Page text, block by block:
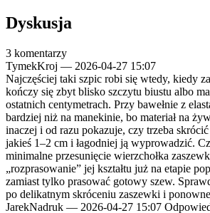
Dyskusja
3 komentarzy
TymekKroj — 2026-04-27 15:07
Najczęściej taki szpic robi się wtedy, kiedy
kończy się zbyt blisko szczytu biustu albo
ostatnich centymetrach. Przy bawełnie z
bardziej niż na manekinie, bo materiał na
inaczej i od razu pokazuje, czy trzeba
jakieś 1–2 cm i łagodniej ją wyprowadzić.
minimalne przesunięcie wierzchołka
„rozprasowanie” jej kształtu już na etapie
zamiast tylko prasować gotowy szew.
po delikatnym skróceniu zaszewki i
JarekNadruk — 2026-04-27 15:07